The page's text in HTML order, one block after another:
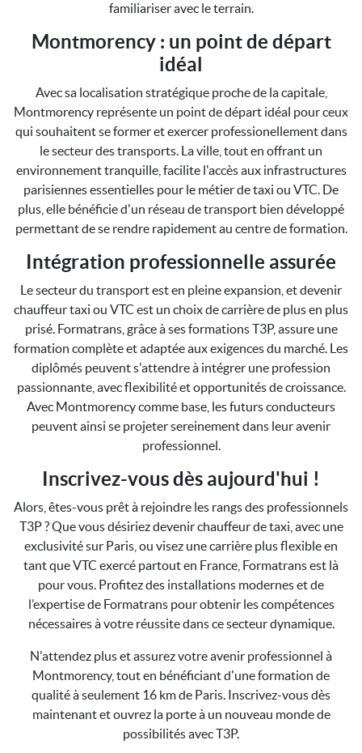
familiariser avec le terrain.
Montmorency : un point de départ
idéal
Avec sa localisation stratégique proche de la capitale,
Montmorency représente un point de départ idéal pour ceux
qui souhaitent se former et exercer professionellement dans
le secteur des transports. La ville, tout en offrant un
environnement tranquille, facilite l'accès aux infrastructures
parisiennes essentielles pour le métier de taxi ou VTC. De
plus, elle bénéficie d'un réseau de transport bien développé
permettant de se rendre rapidement au centre de formation.
Intégration professionnelle assurée
Le secteur du transport est en pleine expansion, et devenir
chauffeur taxi ou VTC est un choix de carrière de plus en plus
prisé. Formatrans, grâce à ses formations T3P, assure une
formation complète et adaptée aux exigences du marché. Les
diplômés peuvent s'attendre à intégrer une profession
passionnante, avec flexibilité et opportunités de croissance.
Avec Montmorency comme base, les futurs conducteurs
peuvent ainsi se projeter sereinement dans leur avenir
professionnel.
Inscrivez-vous dès aujourd'hui !
Alors, êtes-vous prêt à rejoindre les rangs des professionnels
T3P ? Que vous désiriez devenir chauffeur de taxi, avec une
exclusivité sur Paris, ou visez une carrière plus flexible en
tant que VTC exercé partout en France, Formatrans est là
pour vous. Profitez des installations modernes et de
l’expertise de Formatrans pour obtenir les compétences
nécessaires à votre réussite dans ce secteur dynamique.
N'attendez plus et assurez votre avenir professionnel à
Montmorency, tout en bénéficiant d'une formation de
qualité à seulement 16 km de Paris. Inscrivez-vous dès
maintenant et ouvrez la porte à un nouveau monde de
possibilités avec T3P.